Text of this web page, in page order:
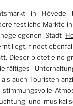
in Hövede
festliche Märkte
Stadt
liegt, findet
Dieser bietet eine
auch Touristen
stimmungsvolle
und